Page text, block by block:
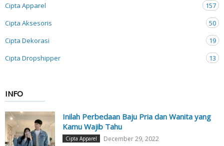
Cipta Apparel
157
Cipta Aksesoris
50
Cipta Dekorasi
19
Cipta Dropshipper
13
INFO
Inilah Perbedaan Baju Pria dan Wanita yang
Kamu Wajib Tahu
Cipta Apparel December 29, 2022